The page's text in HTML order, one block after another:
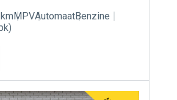
MPVAutomaatBenzine